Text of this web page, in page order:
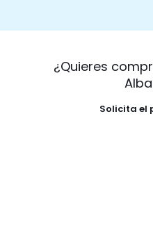
¿Quieres
Solicita el